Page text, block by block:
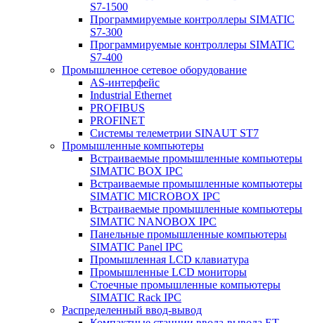
S7-1500
Программируемые контроллеры SIMATIC
S7-300
Программируемые контроллеры SIMATIC
S7-400
Промышленное сетевое оборудование
AS-интерфейс
Industrial Ethernet
PROFIBUS
PROFINET
Системы телеметрии SINAUT ST7
Промышленные компьютеры
Встраиваемые промышленные компьютеры
SIMATIC BOX IPC
Встраиваемые промышленные компьютеры
SIMATIC MICROBOX IPC
Встраиваемые промышленные компьютеры
SIMATIC NANOBOX IPC
Панельные промышленные компьютеры
SIMATIC Panel IPC
Промышленная LCD клавиатура
Промышленные LCD мониторы
Стоечные промышленные компьютеры
SIMATIC Rack IPC
Распределенный ввод-вывод